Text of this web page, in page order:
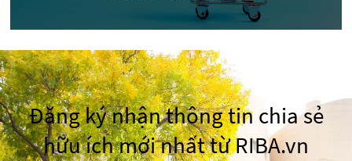
Đăng ký nhận thông tin chia sẻ
hữu ích mới nhất từ RIBA.vn